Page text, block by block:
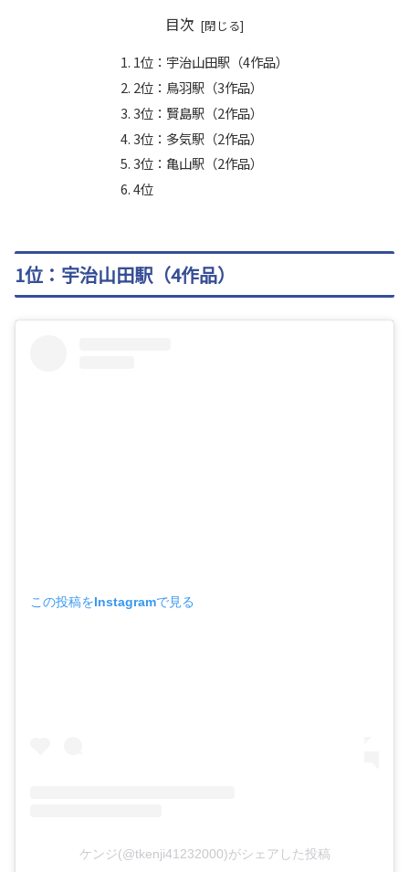
目次
1位：宇治山田駅（4作品）
2位：鳥羽駅（3作品）
3位：賢島駅（2作品）
3位：多気駅（2作品）
3位：亀山駅（2作品）
4位
1位：宇治山田駅（4作品）
この投稿をInstagramで見る
ケンジ(@tkenji41232000)がシェアした投稿